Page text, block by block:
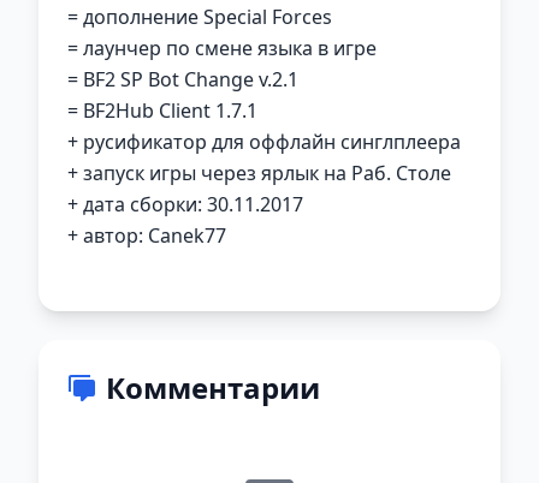
= дополнение Special Forces
= лаунчер по смене языка в игре
= BF2 SP Bot Change v.2.1
= BF2Hub Client 1.7.1
+ русификатор для оффлайн синглплеера
+ запуск игры через ярлык на Раб. Столе
+ дата сборки: 30.11.2017
+ автор: Canek77
Комментарии